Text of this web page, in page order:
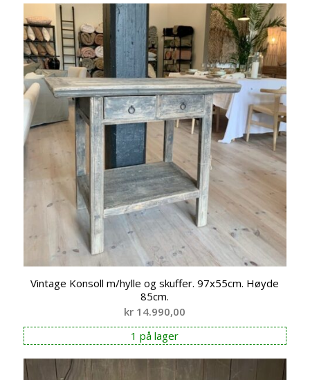
Vintage Konsoll m/hylle og skuffer. 97x55cm. Høyde
85cm.
kr 14.990,00
1 på lager